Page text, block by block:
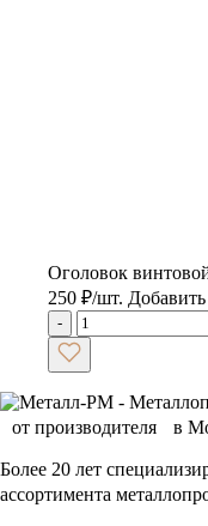
Оголовок
250 ₽/шт.
-
Более 20 лет
ассортимента